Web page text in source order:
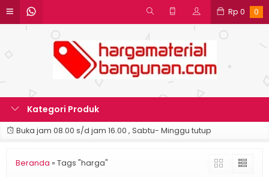
Rp 0 0
Kategori Produk
Buka jam 08.00 s/d jam 16.00 , Sabtu- Minggu tutup
Beranda » Tags "harga"